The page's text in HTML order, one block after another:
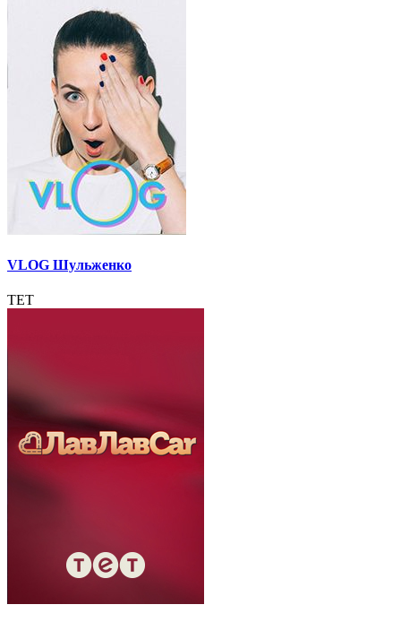
VLOG Шульженко
ТЕТ